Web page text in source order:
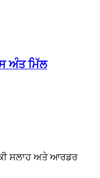
ਅੰਤ ਮਿੱਲ
ਸਲਾਹ ਅਤੇ ਆਰਡਰ